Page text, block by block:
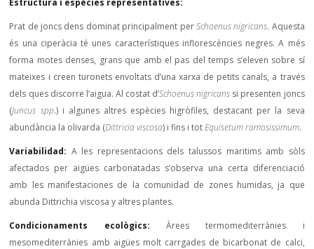
Estructura i espècies representatives:
Prat de joncs dens dominat principalment perSchoenus nigricans. Aquesta
és una ciperàcia té unes característiques inflorescències negres. A més
forma motes denses, grans que amb el pas del temps s’eleven sobre sí
mateixes i creen turonets envoltats d’una xarxa de petits canals, a través
dels ques discorre l’aigua. Al costat d’Schoenus nigricans si presenten joncs
(Juncus spp.) i algunes altres espècies higròfiles, destacant per la seva
abundància la olivarda (Dittricia viscosa) i fins i totEquisetum ramosissimum.
Variabilidad: A les representacions dels talussos maritims amb sòls
afectados per aigües carbonatadas s’observa una certa diferenciació
amb les manifestaciones de la comunidad de zones humidas, ja que
abunda Dittrichia viscosa y altres plantes.
Condicionaments ecològics: Àrees termomediterrànies i
mesomediterrànies amb aigües molt carrgades de bicarbonat de calci,